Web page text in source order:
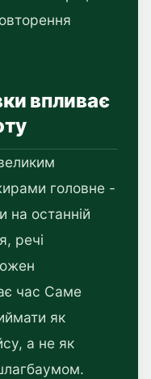
впливає
головне -
на останній
речі
час Саме
як
а не як